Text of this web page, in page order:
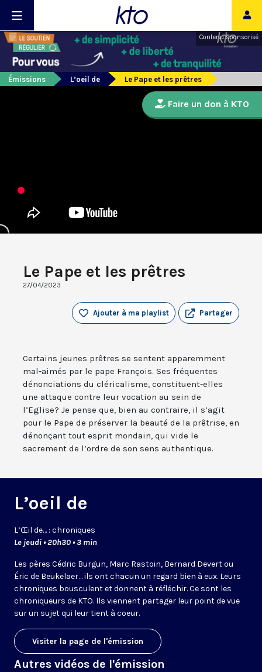
Contenu sponsorisé
Émissions L’oeil de Le Pape et les prêtres
Le Pape et les prêtres
27/04/2023
Partager
Ajouter à ma playlist
Certains jeunes prêtres se sentent apparemment
mal-aimés par le pape François. Ses fréquentes
dénonciations du cléricalisme, constituent-elles
une attaque contre leur vocation au sein de
l’Eglise? Je pense que, bien au contraire, il s’agit
pour le Pape de préserver la beauté de la prêtrise, en
dénonçant tout esprit mondain, qui vide le
sacrement de l’ordre de son sens authentique.
L’oeil de
L’Œil de… : chroniques
Le jeudi • 20h30 • 3 min
Les pères Cédric Burgun, Marc Rastoin, Bernard Devert ou
Éric de Beukelaer… ils ont chacun un regard bien à eux. Leurs
chroniques bousculent et donnent à réfléchir. Ce sont les
chroniqueurs de KTO. Ils viennent partager leur point de vue
sur un sujet qui leur tient à coeur.
Visiter la page de l'émission
Autres vidéos de l'émission
Faire un don à KTO